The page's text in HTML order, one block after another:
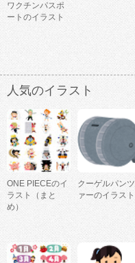
ワクチンパスポ
ートのイラスト
人気のイラスト
ONE PIECEのイ
ラスト（まと
め）
クーゲルパンツ
ァーのイラスト